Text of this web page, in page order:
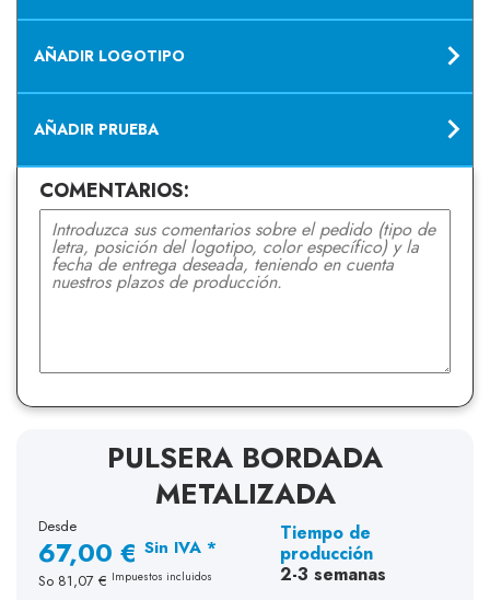
AÑADIR LOGOTIPO
AÑADIR PRUEBA
COMENTARIOS:
PULSERA BORDADA
METALIZADA
Desde
67,00 € Sin IVA *
So 81,07 € Impuestos incluidos
Tiempo de
producción
2-3 semanas